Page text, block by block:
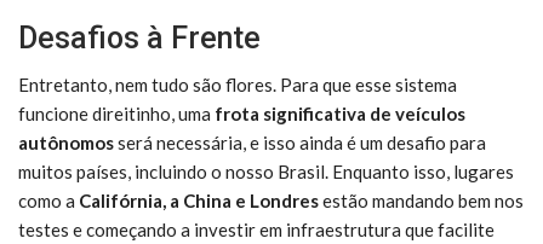
Desafios à Frente
Entretanto, nem tudo são flores. Para que esse sistema
funcione direitinho, uma frota significativa de veículos
autônomosserá necessária, e isso ainda é um desafio para
muitos países, incluindo o nosso Brasil. Enquanto isso, lugares
como a Califórnia, a China e Londresestão mandando bem nos
testes e começando a investir em infraestrutura que facilite